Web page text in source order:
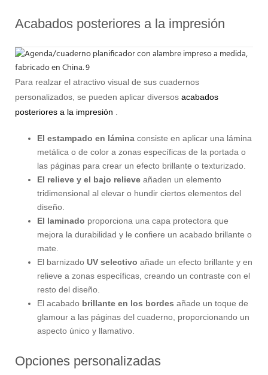
Acabados posteriores a la impresión
Para realzar el atractivo visual de sus cuadernos
personalizados, se pueden aplicar diversos acabados
posteriores a la impresión
El estampado en láminaconsiste en aplicar una lámina
metálica o de color a zonas específicas de la portada o
las páginas para crear un efecto brillante o texturizado.
El relieve y el bajo relieveañaden un elemento
tridimensional al elevar o hundir ciertos elementos del
diseño.
El laminado proporciona una capa protectora que
mejora la durabilidad y le confiere un acabado brillante o
mate.
El barnizado UV selectivo añade un efecto brillante y en
relieve a zonas específicas, creando un contraste con el
resto del diseño.
El acabado brillante en los bordes añade un toque de
glamour a las páginas del cuaderno, proporcionando un
aspecto único y llamativo.
Opciones personalizadas